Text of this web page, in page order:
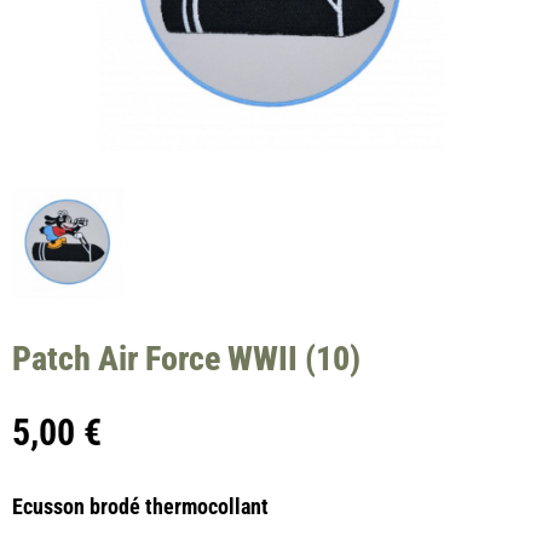
Patch Air Force WWII (10)
5,00 €
Ecusson brodé thermocollant